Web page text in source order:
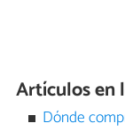
Artículos en
Dónde